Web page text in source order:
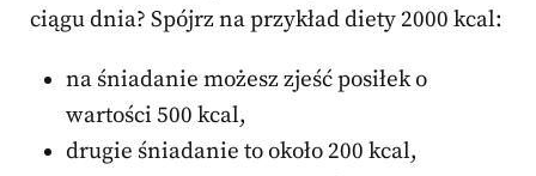
ciągu dnia? Spójrz na przykład diety 2000 kcal:
na śniadanie możesz zjeść posiłek o
wartości 500 kcal,
drugie śniadanie to około 200 kcal,